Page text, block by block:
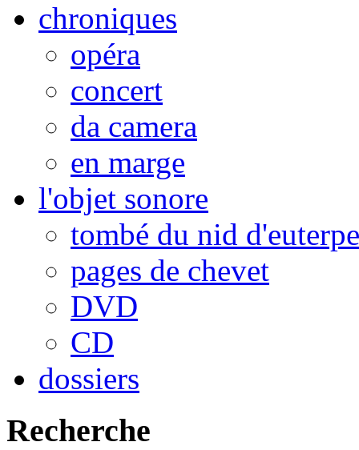
chroniques
opéra
concert
da camera
en marge
l'objet sonore
tombé du nid d'euterpe
pages de chevet
DVD
CD
dossiers
Recherche